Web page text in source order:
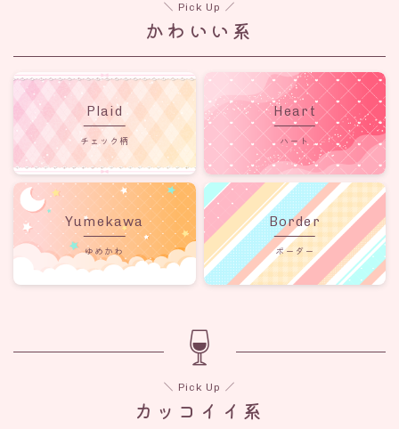
＼ Pick Up ／
かわいい系
チェック柄
Plaid
ハート
Heart
ゆめかわ
Yumekawa
ボーダー
Border
＼ Pick Up ／
カッコイイ系